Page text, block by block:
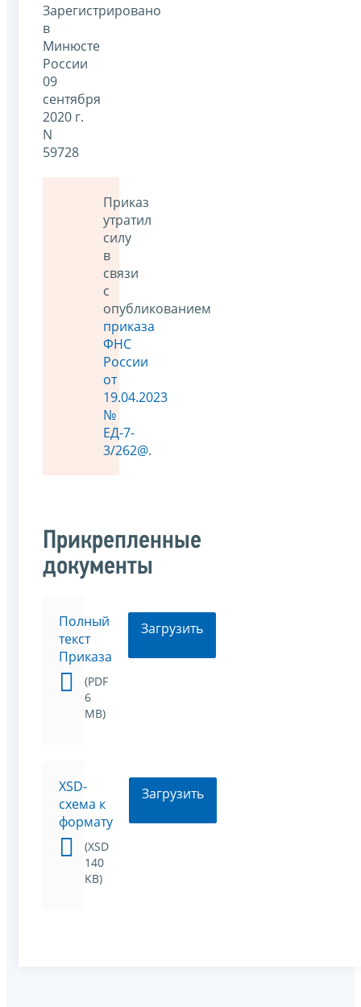
Зарегистрировано
в
Минюсте
России
09
сентября
2020 г.
N
59728
Приказ
утратил
силу
в
связи
с
опубликованием
приказа
ФНС
России
от
19.04.2023
№
ЕД-7-
3/262@.
Прикрепленные
документы
Полный
текст
Приказа
(PDF
6
MB)
Загрузить
XSD-
схема к
формату
(XSD
140
KB)
Загрузить